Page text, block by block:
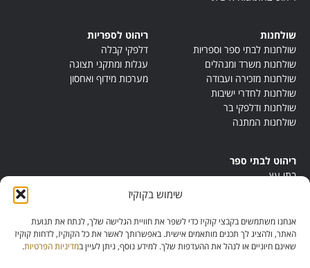
שימוש בקוקיז
אנחנו משתמשים בקבצי קוקיז כדי לשפר את חוויית הגלישה שלך, לנתח את תנועת
האתר, ולהציג לך תכנים מותאמים אישית. באפשרותך לאשר את כל הקוקיז, לדחות קוקיז
שאינם חיוניים או לנהל את ההעדפות שלך. למידע נוסף, ניתן לעיין במדיניות הפרטיות.
שולחנות
שולחנות לבתי ספר וספריות
שולחנות משרד ומנהלים
שולחנות מזכירה ועבודה
שולחנות לחדרי ישיבות
שולחנות ודלפקי בר
שולחנות המתנה
ריהוט לספריות
דלפקי קבלה
עגלות ומתקני תצוגה
מערכות מידוף ואחסון
ריהוט לבתי ספר
בתי עץ
ריהוט מונטסורי
ריהוט אנתרופוסופי